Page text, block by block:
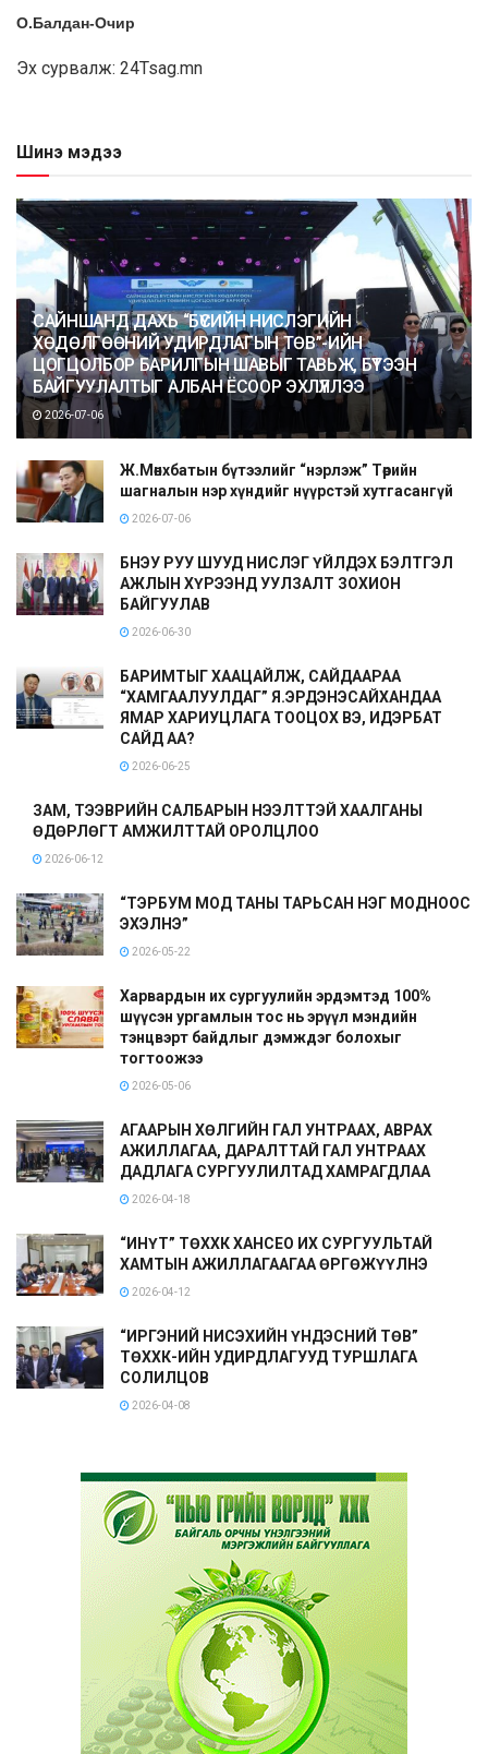
О.Балдан-Очир
Эх сурвалж: 24Tsag.mn
Шинэ мэдээ
САЙНШАНД ДАХЬ “БҮСИЙН НИСЛЭГИЙН
ХӨДӨЛГӨӨНИЙ УДИРДЛАГЫН ТӨВ”-ИЙН
ЦОГЦОЛБОР БАРИЛГЫН ШАВЫГ ТАВЬЖ, БҮТЭЭН
БАЙГУУЛАЛТЫГ АЛБАН ЁСООР ЭХЛҮҮЛЛЭЭ
2026-07-06
Ж.Мөнхбатын бүтээлийг “нэрлэж” Төрийн
шагналын нэр хүндийг нүүрстэй хутгасангүй
2026-07-06
БНЭУ РУУ ШУУД НИСЛЭГ ҮЙЛДЭХ БЭЛТГЭЛ
АЖЛЫН ХҮРЭЭНД УУЛЗАЛТ ЗОХИОН
БАЙГУУЛАВ
2026-06-30
БАРИМТЫГ ХААЦАЙЛЖ, САЙДААРАА
“ХАМГААЛУУЛДАГ” Я.ЭРДЭНЭСАЙХАНДАА
ЯМАР ХАРИУЦЛАГА ТООЦОХ ВЭ, ИДЭРБАТ
САЙД АА?
2026-06-25
ЗАМ, ТЭЭВРИЙН САЛБАРЫН НЭЭЛТТЭЙ ХААЛГАНЫ
ӨДӨРЛӨГТ АМЖИЛТТАЙ ОРОЛЦЛОО
2026-06-12
“ТЭРБУМ МОД ТАНЫ ТАРЬСАН НЭГ МОДНООС
ЭХЭЛНЭ”
2026-05-22
Харвардын их сургуулийн эрдэмтэд 100%
шүүсэн ургамлын тос нь эрүүл мэндийн
тэнцвэрт байдлыг дэмждэг болохыг
тогтоожээ
2026-05-06
АГААРЫН ХӨЛГИЙН ГАЛ УНТРААХ, АВРАХ
АЖИЛЛАГАА, ДАРАЛТТАЙ ГАЛ УНТРААХ
ДАДЛАГА СУРГУУЛИЛТАД ХАМРАГДЛАА
2026-04-18
“ИНҮТ” ТӨХХК ХАНСЕО ИХ СУРГУУЛЬТАЙ
ХАМТЫН АЖИЛЛАГААГАА ӨРГӨЖҮҮЛНЭ
2026-04-12
“ИРГЭНИЙ НИСЭХИЙН ҮНДЭСНИЙ ТӨВ”
ТӨХХК-ИЙН УДИРДЛАГУУД ТУРШЛАГА
СОЛИЛЦОВ
2026-04-08